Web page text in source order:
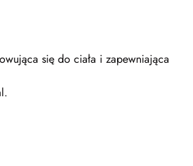
się do ciała i zapewniająca